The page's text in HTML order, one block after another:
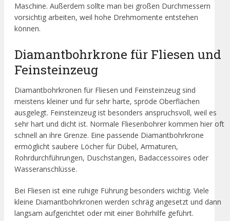
Maschine. Außerdem sollte man bei großen Durchmessern
vorsichtig arbeiten, weil hohe Drehmomente entstehen
können.
Diamantbohrkrone für Fliesen und
Feinsteinzeug
Diamantbohrkronen für Fliesen und Feinsteinzeug sind
meistens kleiner und für sehr harte, spröde Oberflächen
ausgelegt. Feinsteinzeug ist besonders anspruchsvoll, weil es
sehr hart und dicht ist. Normale Fliesenbohrer kommen hier oft
schnell an ihre Grenze. Eine passende Diamantbohrkrone
ermöglicht saubere Löcher für Dübel, Armaturen,
Rohrdurchführungen, Duschstangen, Badaccessoires oder
Wasseranschlüsse.
Bei Fliesen ist eine ruhige Führung besonders wichtig. Viele
kleine Diamantbohrkronen werden schräg angesetzt und dann
langsam aufgerichtet oder mit einer Bohrhilfe geführt.